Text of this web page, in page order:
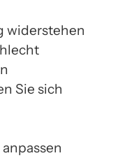
widerstehen
Sie sich